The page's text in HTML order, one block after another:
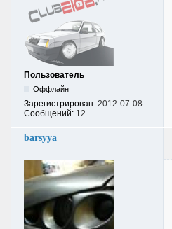
Пользователь
Оффлайн
Зарегистрирован: 2012-07-08
Сообщений: 12
barsyya